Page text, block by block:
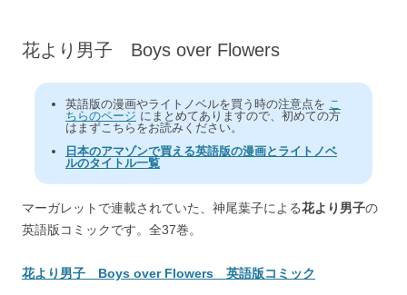
ス
花より男子 Boys over Flowers
英語版の漫画やライトノベルを買う時の注意点を こ
ちらのページ にまとめてありますので、初めての方
はまずこちらをお読みください。
日本のアマゾンで買える英語版の漫画とライトノベ
ルのタイトル一覧
マーガレットで連載されていた、神尾葉子による花より男子の
英語版コミックです。全37巻。
花より男子 Boys over Flowers 英語版コミック